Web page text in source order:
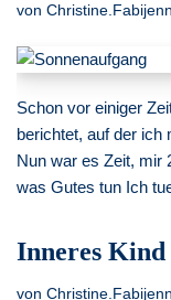
von
Schon vor einiger
berichtet, auf der ich
Nun war es Zeit, mir
was Gutes tun Ich
Inneres Kind
von